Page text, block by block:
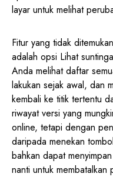
layar untuk melihat
Fitur yang tidak
adalah opsi Lihat
Anda melihat daftar
lakukan sejak awal, dan
kembali ke titik tertentu
riwayat versi yang
online, tetapi dengan
daripada menekan
bahkan dapat
nanti untuk membatalkan